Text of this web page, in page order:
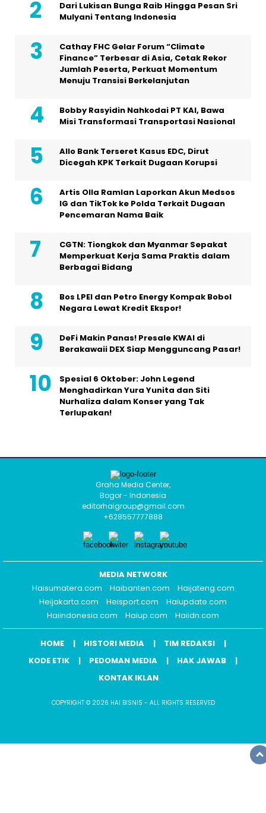
Dari Lukisan Bunga Raib Hingga Pesan Sri
Mulyani Tentang Indonesia
Cathay FHC Gelar Forum “Climate
Finance” Terbesar di Asia, Cetak Rekor
Jumlah Peserta, Perkuat Momentum
Menuju Transisi Berkelanjutan
Bobby Rasyidin Nahkodai PT KAI, Bawa
Misi Transformasi Transportasi Nasional
Allo Bank Terseret Kasus EDC, Dirut
Dicegah KPK Terkait Dugaan Korupsi
Artis Olla Ramlan Laporkan Akun Medsos
IG dan TikTok ke Polda Terkait Dugaan
Pencemaran Nama Baik
CGTN: Tiongkok dan Myanmar Sepakat
Memperkuat Kerja Sama Praktis dalam
Berbagai Bidang
Bos LPEI dan Petro Energy Kompak Bobol
Negara Lewat Kredit Ekspor!
DeFi Makin Panas! Presale KWAI di
Berakawaii DEX Siap Mengguncang Pasar!
Spesial 6 Oktober: John Legend
Menghadirkan Yura Yunita dan Siti
Nurhaliza dalam Konser yang Tak
Terlupakan!
Graha Media Center,
Bogor - Indonesia
editorhaigroup@gmail.com
+628557777888
MEDIA NETWORK
Haisumatera.com
Haibanten.com
Haijateng.com
Heijakarta.com
Heisport.com
Haiupdate.com
Haiindonesia.com
Haiup.com Haiidn.com
HOME HISTORI MEDIA
TIM REDAKSI
KODE ETIK
PEDOMAN MEDIA
HAK JAWAB
KONTAK IKLAN
COPYRIGHT © 2026 HAI BISNIS - ALL RIGHTS RESERVED